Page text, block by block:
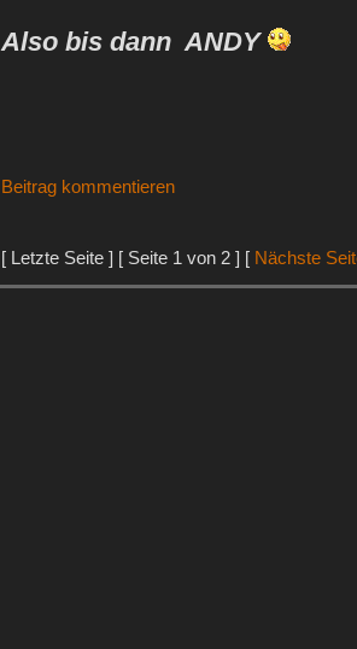
Also bis dann ANDY
Beitrag kommentieren
[ Letzte Seite ] [ Seite 1 von 2 ] [ Nächste